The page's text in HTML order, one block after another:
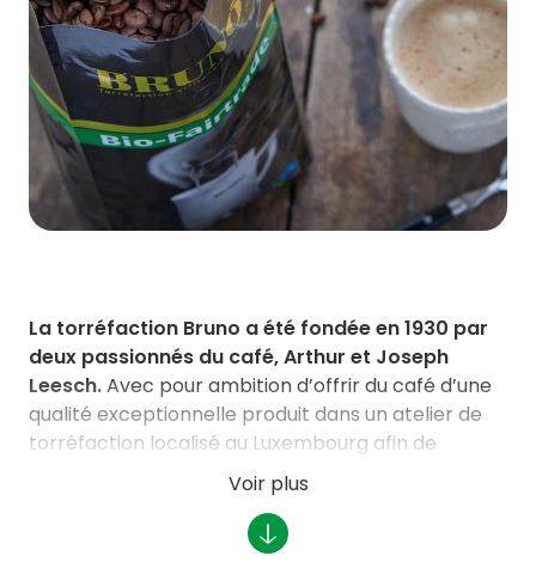
La torréfaction Bruno a été fondée en 1930 par
deux passionnés du café, Arthur et Joseph
Leesch.Avec pour ambition d’offrir du café d’une
qualité exceptionnelle produit dans un atelier de
torréfaction localisé au Luxembourg afin de
garantir une fraîcheur impossible à égaler.
Aujourd’hui situé à Windhof, Cactus propose 3
marques produites dans les ateliers de
Voir plus